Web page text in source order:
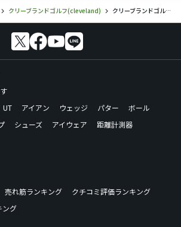
クリーブランドゴルフ(cleveland) クリーブランドゴルフ(cleveland)／CGのゴルフギアの口コミ評価
UT アイアン ウェッジ パター
ボール
シューズ アイウェア
距離計測器
売れ筋ランキング
クチコミ評価ランキング
ング